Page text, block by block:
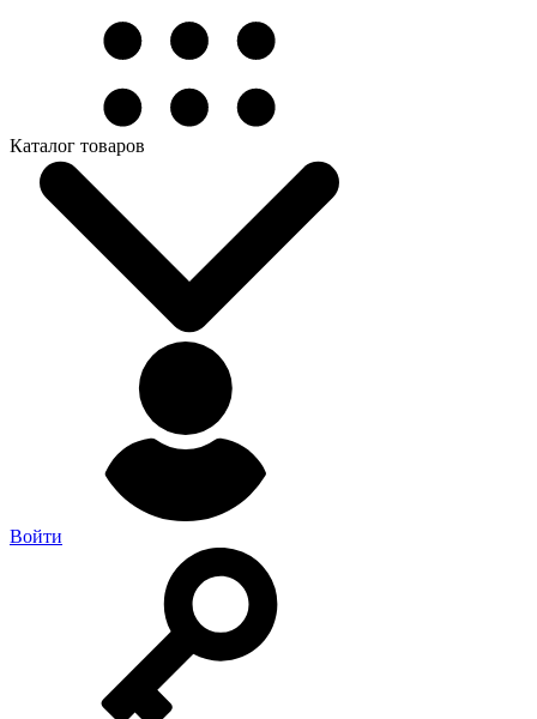
Каталог товаров
Войти